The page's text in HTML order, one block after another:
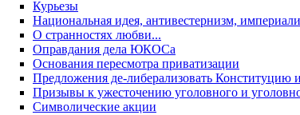
Курьезы
Национальная идея, антивестернизм,
О странностях любви...
Оправдания дела ЮКОСа
Основания пересмотра приватизации
Предложения де-либерализовать Конституцию
Призывы к ужесточению уголовного и
Символические акции